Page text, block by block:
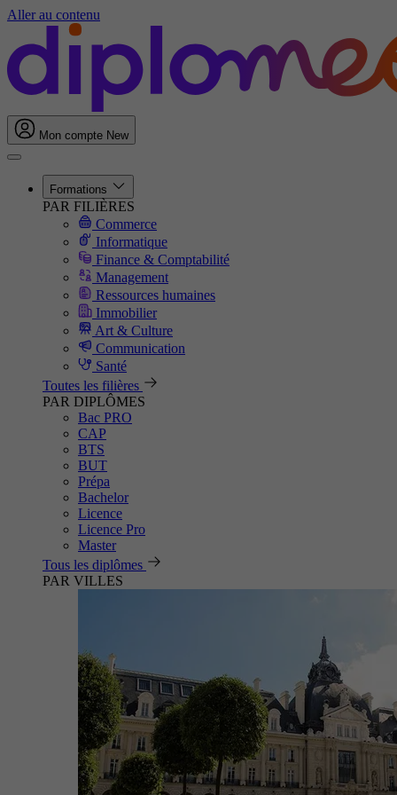
Aller au contenu
Mon compte New
Formations
PAR FILIÈRES
Commerce
Informatique
Finance & Comptabilité
Management
Ressources humaines
Immobilier
Art & Culture
Communication
Santé
Toutes les filières
PAR DIPLÔMES
Bac PRO
CAP
BTS
BUT
Prépa
Bachelor
Licence
Licence Pro
Master
Tous les diplômes
PAR VILLES